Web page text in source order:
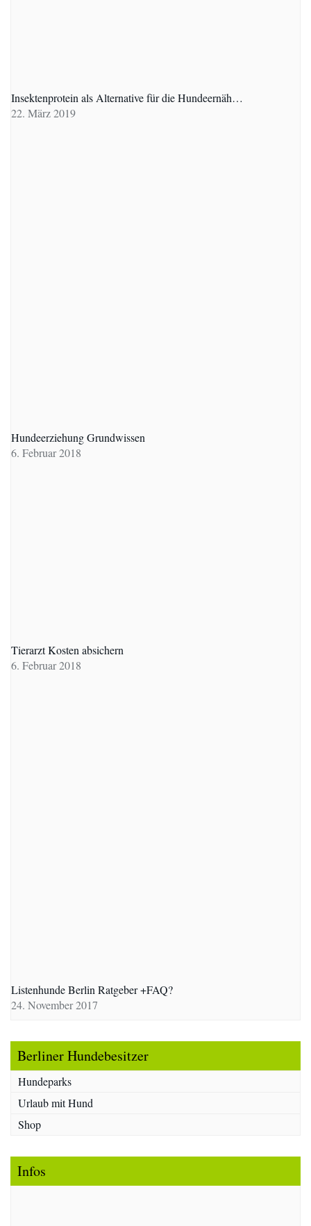
Insektenprotein als Alternative für die Hundeernäh…
22. März 2019
Hundeerziehung Grundwissen
6. Februar 2018
Tierarzt Kosten absichern
6. Februar 2018
Listenhunde Berlin Ratgeber +FAQ?
24. November 2017
Berliner Hundebesitzer
Hundeparks
Urlaub mit Hund
Shop
Infos